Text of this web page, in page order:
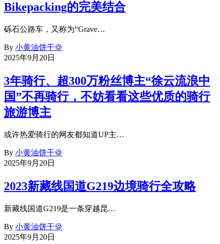
Bikepacking的完美结合
砾石公路车，又称为“Grave…
By 小黄油饼干🍪
2025年9月20日
3年骑行、超300万粉丝博主“徐云流浪中
国”不再骑行，不妨看看这些优质的骑行
旅游博主
或许热爱骑行的网友都知道UP主…
By 小黄油饼干🍪
2025年9月20日
2023新藏线国道G219边境骑行全攻略
新藏线国道G219是一条穿越昆…
By 小黄油饼干🍪
2025年9月20日